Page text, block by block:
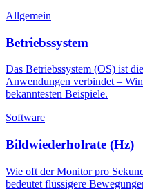
Allgemein
Betriebssystem
Das Betriebssystem (OS) ist
Anwendungen verbindet –
bekanntesten Beispiele.
Software
Bildwiederholrate (Hz)
Wie oft der Monitor pro
bedeutet flüssigere